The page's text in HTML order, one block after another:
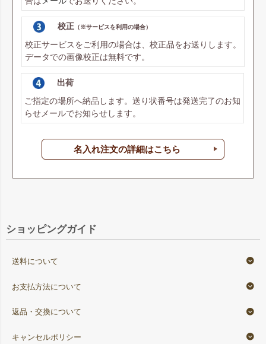
校正 （※サービスを利用の場合）
校正サービスをご利用の場合は、校正品をお送りします。
データでの画像校正は無料です。
出荷
ご指定の場所へ納品します。送り状番号は発送完了のお知
らせメールでお知らせします。
名入れ注文の詳細はこちら
ショッピングガイド
送料について
お支払方法について
返品・交換について
キャンセルポリシー